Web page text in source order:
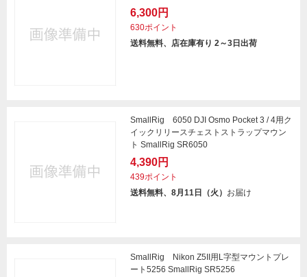
6,300円
630ポイント
送料無料、店在庫有り 2～3日出荷
SmallRig 6050 DJI Osmo Pocket 3 / 4用ク
イックリリースチェストストラップマウン
ト SmallRig SR6050
4,390円
439ポイント
送料無料、8月11日（火） お届け
SmallRig Nikon Z5II用L字型マウントプレ
ート5256 SmallRig SR5256